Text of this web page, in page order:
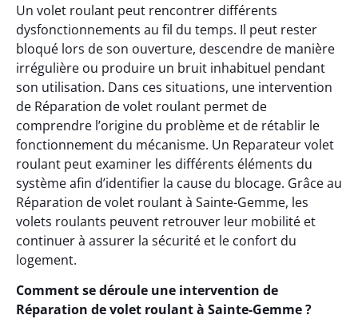
Un volet roulant peut rencontrer différents
dysfonctionnements au fil du temps. Il peut rester
bloqué lors de son ouverture, descendre de manière
irrégulière ou produire un bruit inhabituel pendant
son utilisation. Dans ces situations, une intervention
de Réparation de volet roulant permet de
comprendre l’origine du problème et de rétablir le
fonctionnement du mécanisme. Un Reparateur volet
roulant peut examiner les différents éléments du
système afin d’identifier la cause du blocage. Grâce au
Réparation de volet roulant à Sainte-Gemme, les
volets roulants peuvent retrouver leur mobilité et
continuer à assurer la sécurité et le confort du
logement.
Comment se déroule une intervention de
Réparation de volet roulant à Sainte-Gemme ?